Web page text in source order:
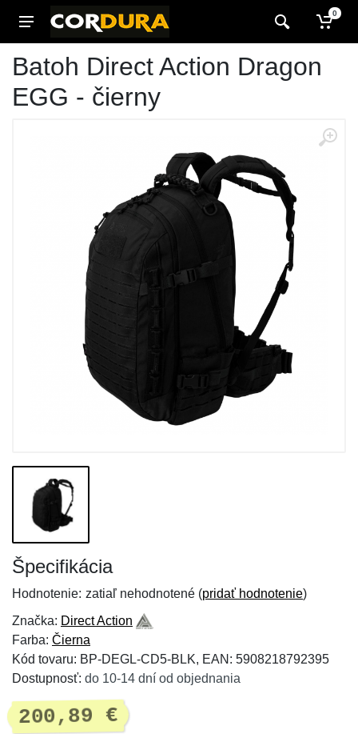
0
Batoh Direct Action Dragon
EGG - čierny
Špecifikácia
Hodnotenie: zatiaľ nehodnotené (pridať hodnotenie)
Značka: Direct Action
Farba: Čierna
Kód tovaru: BP-DEGL-CD5-BLK, EAN: 5908218792395
Dostupnosť: do 10-14 dní od objednania
200,89 €